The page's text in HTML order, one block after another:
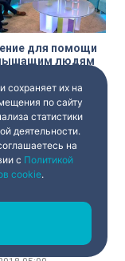
для помощи
людям
05:00
к
сохраняет их на
по сайту
статистики
деятельности.
на
с Политикой
cookie.